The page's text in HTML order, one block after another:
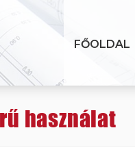
FŐOLDAL
használat